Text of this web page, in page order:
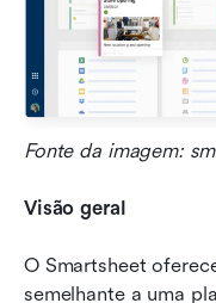
Fonte da imagem:
Visão geral
O Smartsheet
semelhante a uma